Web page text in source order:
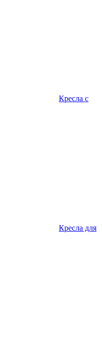
Кресла с
Кресла для